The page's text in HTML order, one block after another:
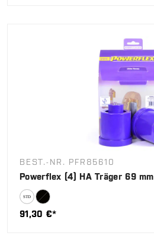
BEST.-NR. PFR85610
Powerflex (4) HA Träger 69 mm
91,30 €*